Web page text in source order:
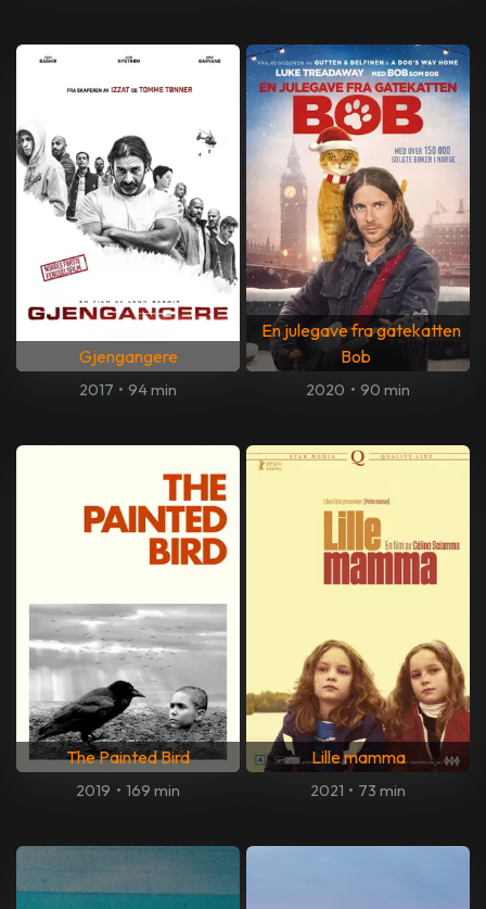
Gjengangere
2017 • 94 min
En julegave fra gatekatten
Bob
2020 • 90 min
The Painted Bird
2019 • 169 min
Lille mamma
2021 • 73 min